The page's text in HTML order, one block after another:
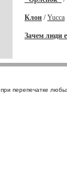
Клон /Yucca
Зачем люди
при перепечатке